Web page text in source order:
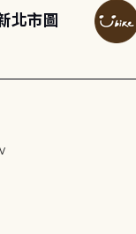
北市圖